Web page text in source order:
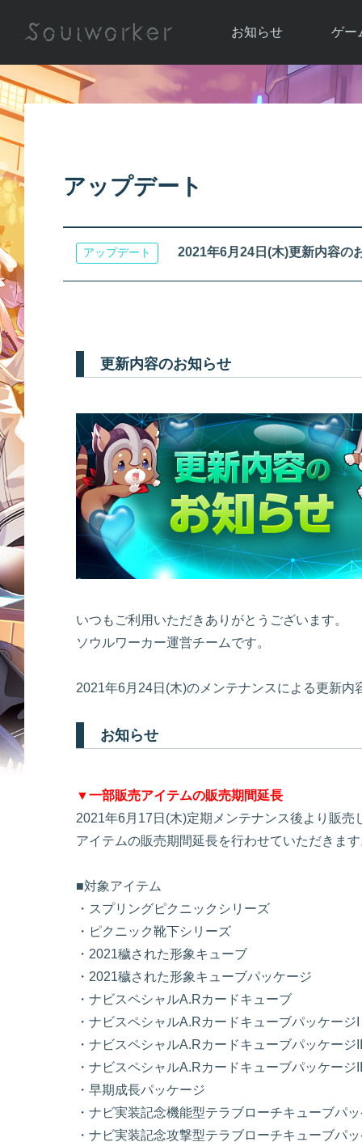
お知らせ
お知らせ一覧
ゲー
ソウ
アップ
アップデート
アップデート 2021年6月24日(木)更新内容の
更新内容のお知らせ
いつもご利用いただきありがとうございます。
ソウルワーカー運営チームです。
2021年6月24日(木)のメンテナンスによる更新内
お知らせ
▼一部販売アイテムの販売期間延長
2021年6月17日(木)定期メンテナンス後より販売
アイテムの販売期間延長を行わせていただきま
■対象アイテム
・スプリングピクニックシリーズ
・ピクニック靴下シリーズ
・2021穢された形象キューブ
・2021穢された形象キューブパッケージ
・ナビスペシャルA.Rカードキューブ
・ナビスペシャルA.RカードキューブパッケージI
・ナビスペシャルA.RカードキューブパッケージII
・ナビスペシャルA.Rカードキューブパッケージ
・早期成長パッケージ
・ナビ実装記念機能型テラブローチキューブパ
・ナビ実装記念攻撃型テラブローチキューブパ